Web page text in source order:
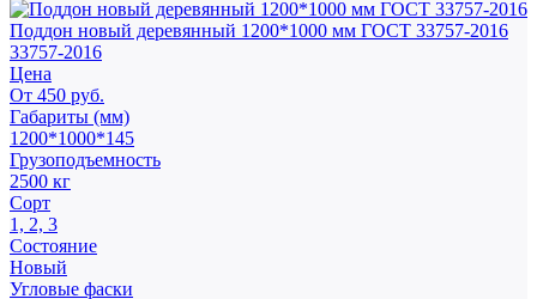
Поддон новый деревянный 1200*1000 мм ГОСТ 33757-2016
33757-2016
Цена
От 450 руб.
Габариты (мм)
1200*1000*145
Грузоподъемность
2500 кг
Сорт
1, 2, 3
Состояние
Новый
Угловые фаски